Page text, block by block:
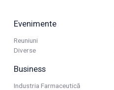
Evenimente
Reuniuni
Diverse
Business
Industria Farmaceutică